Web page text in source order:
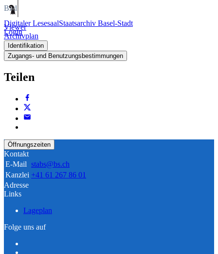
Digitaler LesesaalStaatsarchiv Basel-Stadt
Login
Bild
Viewer
Archivplan
Identifikation
Zugangs- und Benutzungsbestimmungen
Teilen
Öffnungszeiten
Kontakt
E-Mail stabs@bs.ch
Kanzlei +41 61 267 86 01
Adresse
Links
Lageplan
Folge uns auf